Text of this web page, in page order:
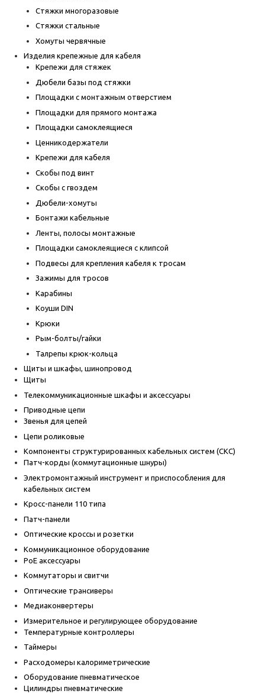
Стяжки многоразовые
Стяжки стальные
Хомуты червячные
Изделия крепежные для кабеля
Крепежи для стяжек
Дюбели базы под стяжки
Площадки с монтажным отверстием
Площадки для прямого монтажа
Площадки самоклеящиеся
Ценникодержатели
Крепежи для кабеля
Скобы под винт
Скобы с гвоздем
Дюбели-хомуты
Бонтажи кабельные
Ленты, полосы монтажные
Площадки самоклеящиеся с клипсой
Подвесы для крепления кабеля к тросам
Зажимы для тросов
Карабины
Коуши DIN
Крюки
Рым-болты/гайки
Талрепы крюк-кольца
Щиты и шкафы, шинопровод
Щиты
Телекоммуникационные шкафы и аксессуары
Приводные цепи
Звенья для цепей
Цепи роликовые
Компоненты структурированных кабельных систем (СКС)
Патч-корды (коммутационные шнуры)
Электромонтажный инструмент и приспособления для
кабельных систем
Кросс-панели 110 типа
Патч-панели
Оптические кроссы и розетки
Коммуникационное оборудование
PoE аксессуары
Коммутаторы и свитчи
Оптические трансиверы
Медиаконвертеры
Измерительное и регулирующее оборудование
Температурные контроллеры
Таймеры
Расходомеры калориметрические
Оборудование пневматическое
Цилиндры пневматические